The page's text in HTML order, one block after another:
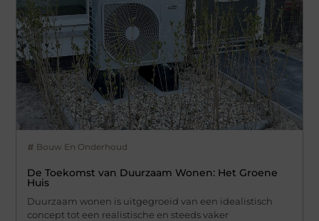
Bouw En Onderhoud
De Toekomst van Duurzaam Wonen: Het Groene
Huis
Duurzaam wonen is uitgegroeid van een idealistisch
concept tot een realistische en steeds vaker